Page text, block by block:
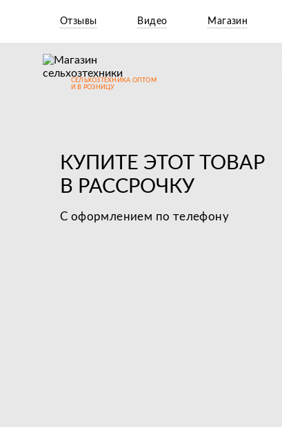
Отзывы Видео Магазин
СЕЛЬХОЗТЕХНИКА ОПТОМ
И В РОЗНИЦУ
КУПИТЕ ЭТОТ ТОВАР
В РАССРОЧКУ
С оформлением по телефону